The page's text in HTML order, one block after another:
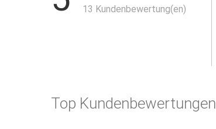
atmungsaktive Innenseite
13 Kundenbewertung(en)
Top Kundenbewertungen